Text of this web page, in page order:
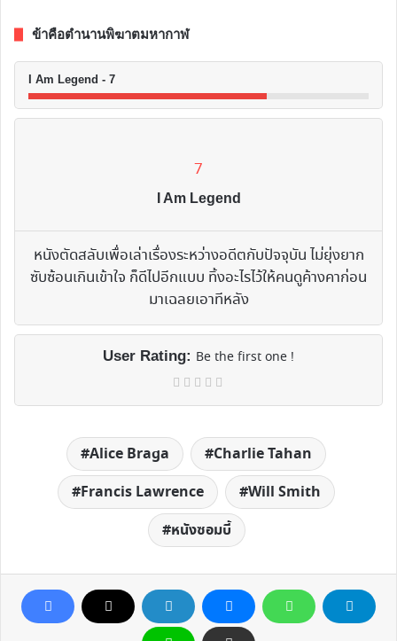
ข้าคือตำนานพิฆาตมหากาฬ
I Am Legend - 7
7
I Am Legend
หนังตัดสลับเพื่อเล่าเรื่องระหว่างอดีตกับปัจจุบัน ไม่ยุ่งยาก
ซับซ้อนเกินเข้าใจ ก็ดีไปอีกแบบ ทิ้งอะไรไว้ให้คนดูค้างคาก่อน
มาเฉลยเอาทีหลัง
User Rating: Be the first one !
Alice Braga
Charlie Tahan
Francis Lawrence
Will Smith
หนังซอมบี้